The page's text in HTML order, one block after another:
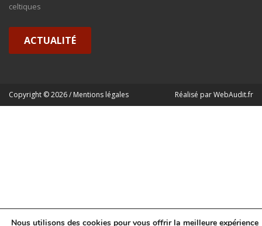
celtiques
ACTUALITÉ
Copyright © 2026 / Mentions légales Réalisé parWebAudit.fr
Nous utilisons des cookies pour vous offrir la meilleure expérience